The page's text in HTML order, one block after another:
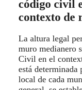
código civil
contexto de
La altura legal
muro medianero
Civil en el
está
local de cada